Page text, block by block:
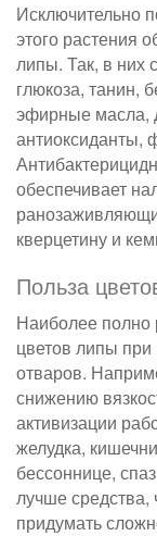
Исключительно
этого растения
липы. Так, в них
глюкоза, танин,
эфирные масла,
антиоксиданты,
обеспечивает
кверцетину и
Польза
Наиболее полно
цветов липы при
отваров.
снижению
активизации
желудка,
бессоннице,
лучше
придумать